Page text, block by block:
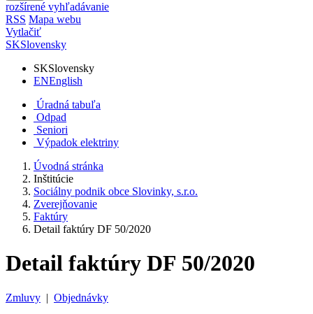
rozšírené vyhľadávanie
RSS Mapa webu
Vytlačiť
SKSlovensky
SKSlovensky
ENEnglish
Úradná tabuľa
Odpad
Seniori
Výpadok elektriny
Úvodná stránka
Inštitúcie
Sociálny podnik obce Slovinky, s.r.o.
Zverejňovanie
Faktúry
Detail faktúry DF 50/2020
Detail faktúry DF 50/2020
Zmluvy | Objednávky